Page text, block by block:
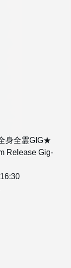
身全霊GIG★
Release Gig-